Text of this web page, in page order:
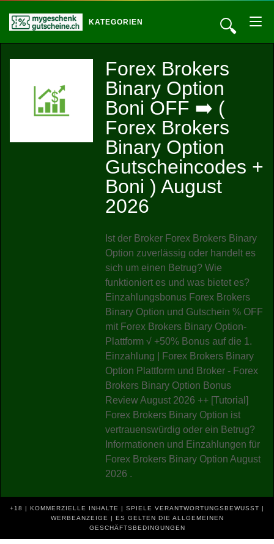
🔍
KATEGORIEN
Forex Brokers
Binary Option
Boni OFF ➡️ (
Forex Brokers
Binary Option
Gutscheincodes +
Boni ) August
2026
Ist der Broker Forex Brokers Binary
Option zuverlässig oder handelt es
sich um einen Betrug? Wie
funktioniert es und was bietet es?
Einzahlungsbonus Forex Brokers
Binary Option und Gutschein % OFF
mit Forex Brokers Binary Option-
Plattform √ +50% Bonus auf die 1.
Einzahlung | Forex Brokers Binary
Option Plattform und Broker - Forex
Brokers Binary Option Bonus
Review August 2026 ++ [Tutorial]
Forex Brokers Binary Option ist
vertrauenswürdig oder ein Betrug?
Informationen und Einzahlungen für
Forex Brokers Binary Option August
2026 .
+18 | KOMMERZIELLE INHALTE | SPIELE VERANTWORTUNGSBEWUSST |
WERBEANZEIGE | ES GELTEN DIE ALLGEMEINEN
GESCHÄFTSBEDINGUNGEN